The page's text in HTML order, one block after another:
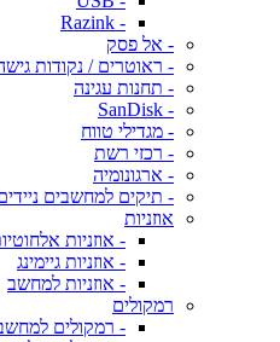
- Razink
- אל פסק
- ראוטרים / נקודות
- תחנות עגינה
- SanDisk
- מגדילי טווח
- רכזי רשת
- ארגונומיה
- תיקים למחשבים
אוזניות
- אוזניות
- אוזניות גיימינג
- אוזניות למחשב
רמקולים
- רמקולים